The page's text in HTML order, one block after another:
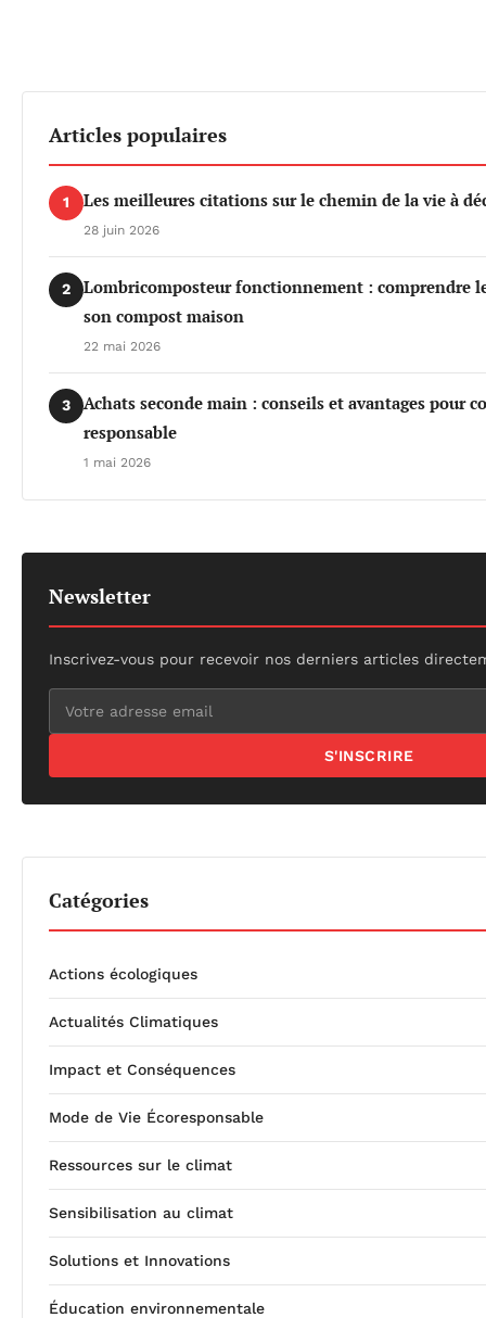
Articles populaires
1 Les meilleures citations sur le chemin de la vie à
28 juin 2026
2
Lombricomposteur fonctionnement : comprendre
son compost maison
22 mai 2026
3
Achats seconde main : conseils et avantages pour
responsable
1 mai 2026
Newsletter
Inscrivez-vous pour recevoir nos derniers articles
S'INSCRIRE
Catégories
Actions écologiques
Actualités Climatiques
Impact et Conséquences
Mode de Vie Écoresponsable
Ressources sur le climat
Sensibilisation au climat
Solutions et Innovations
Éducation environnementale